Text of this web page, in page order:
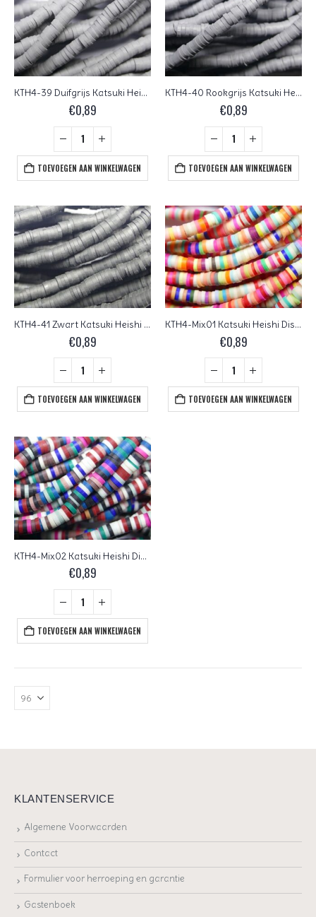
KTH4-39 Duifgrijs Katsuki Heishi Disc Beads 4 mm
€0,89
TOEVOEGEN AAN WINKELWAGEN
KTH4-40 Rookgrijs Katsuki Heishi Disc Beads 4 mm
€0,89
TOEVOEGEN AAN WINKELWAGEN
KTH4-41 Zwart Katsuki Heishi Disc Beads 4 mm
€0,89
TOEVOEGEN AAN WINKELWAGEN
KTH4-Mix01 Katsuki Heishi Disc Beads 4 mm
€0,89
TOEVOEGEN AAN WINKELWAGEN
KTH4-Mix02 Katsuki Heishi Disc Beads 4 mm
€0,89
TOEVOEGEN AAN WINKELWAGEN
KLANTENSERVICE
Algemene Voorwaarden
Contact
Formulier voor herroeping en garantie
Gastenboek